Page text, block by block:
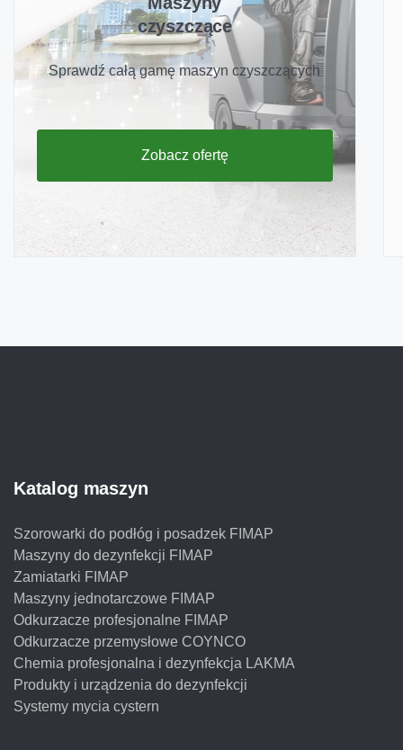
czyszczące
Sprawdź całą gamę maszyn czyszczących
Zobacz ofertę
Katalog maszyn
Szorowarki do podłóg i posadzek FIMAP
Maszyny do dezynfekcji FIMAP
Zamiatarki FIMAP
Maszyny jednotarczowe FIMAP
Odkurzacze profesjonalne FIMAP
Odkurzacze przemysłowe COYNCO
Chemia profesjonalna i dezynfekcja LAKMA
Produkty i urządzenia do dezynfekcji
Systemy mycia cystern